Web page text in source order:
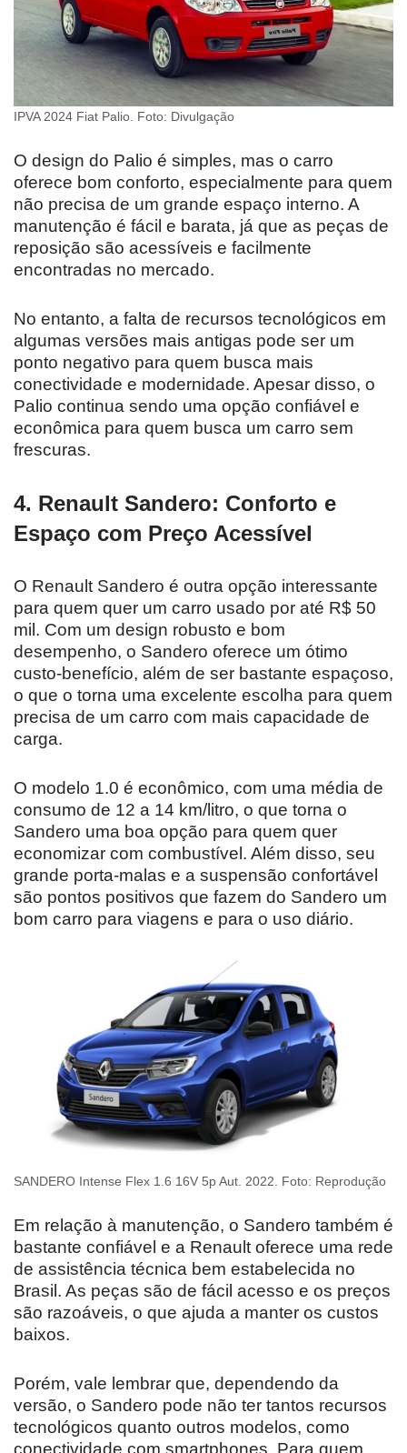
IPVA 2024 Fiat Palio. Foto: Divulgação
O design do Palio é simples, mas o carro
oferece bom conforto, especialmente para quem
não precisa de um grande espaço interno. A
manutenção é fácil e barata, já que as peças de
reposição são acessíveis e facilmente
encontradas no mercado.
No entanto, a falta de recursos tecnológicos em
algumas versões mais antigas pode ser um
ponto negativo para quem busca mais
conectividade e modernidade. Apesar disso, o
Palio continua sendo uma opção confiável e
econômica para quem busca um carro sem
frescuras.
4. Renault Sandero: Conforto e
Espaço com Preço Acessível
O Renault Sandero é outra opção interessante
para quem quer um carro usado por até R$ 50
mil. Com um design robusto e bom
desempenho, o Sandero oferece um ótimo
custo-benefício, além de ser bastante espaçoso,
o que o torna uma excelente escolha para quem
precisa de um carro com mais capacidade de
carga.
O modelo 1.0 é econômico, com uma média de
consumo de 12 a 14 km/litro, o que torna o
Sandero uma boa opção para quem quer
economizar com combustível. Além disso, seu
grande porta-malas e a suspensão confortável
são pontos positivos que fazem do Sandero um
bom carro para viagens e para o uso diário.
SANDERO Intense Flex 1.6 16V 5p Aut. 2022. Foto: Reprodução
Em relação à manutenção, o Sandero também é
bastante confiável e a Renault oferece uma rede
de assistência técnica bem estabelecida no
Brasil. As peças são de fácil acesso e os preços
são razoáveis, o que ajuda a manter os custos
baixos.
Porém, vale lembrar que, dependendo da
versão, o Sandero pode não ter tantos recursos
tecnológicos quanto outros modelos, como
conectividade com smartphones. Para quem